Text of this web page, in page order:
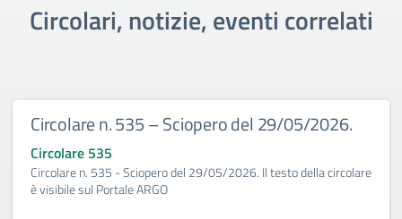
Circolari, notizie, eventi correlati
Circolare n. 535 – Sciopero del 29/05/2026.
Circolare 535
Circolare n. 535 - Sciopero del 29/05/2026. Il testo della circolare
è visibile sul Portale ARGO